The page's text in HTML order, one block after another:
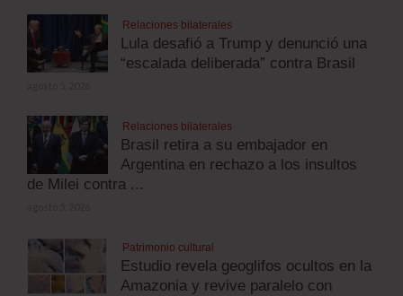
Relaciones bilaterales
Lula desafió a Trump y denunció una
“escalada deliberada” contra Brasil
Relaciones bilaterales
Brasil retira a su embajador en
Argentina en rechazo a los insultos
de Milei contra ...
Patrimonio cultural
Estudio revela geoglifos ocultos en la
Amazonia y revive paralelo con